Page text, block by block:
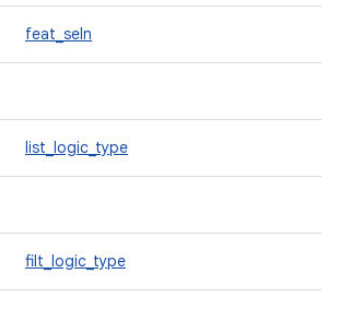
feat_seln
list_logic_type
filt_logic_type